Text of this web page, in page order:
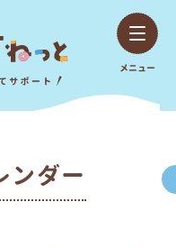
メニュー
ンダー